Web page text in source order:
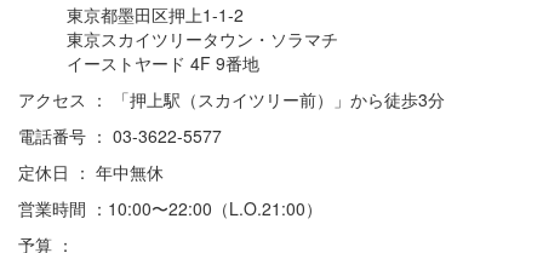
東京都墨田区押上1-1-2
東京スカイツリータウン・ソラマチ
イーストヤード 4F 9番地
アクセス ： 「押上駅（スカイツリー前）」から徒歩3分
電話番号 ： 03-3622-5577
定休日 ： 年中無休
営業時間 ：10:00〜22:00（L.O.21:00）
予算 ：